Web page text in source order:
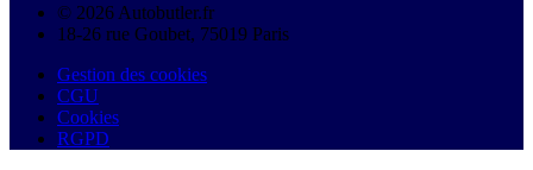
© 2026 Autobutler.fr
18-26 rue Goubet, 75019 Paris
Gestion des cookies
CGU
Cookies
RGPD